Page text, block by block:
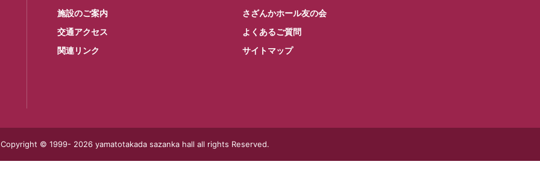
施設のご案内
さざんかホール友の会
交通アクセス
よくあるご質問
関連リンク
サイトマップ
Copyright © 1999- 2026 yamatotakada sazanka hall all rights Reserved.